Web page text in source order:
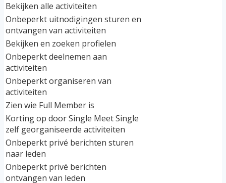
Bekijken alle activiteiten
Onbeperkt uitnodigingen sturen en
ontvangen van activiteiten
Bekijken en zoeken profielen
Onbeperkt deelnemen aan
activiteiten
Onbeperkt organiseren van
activiteiten
Zien wie Full Member is
Korting op door Single Meet Single
zelf georganiseerde activiteiten
Onbeperkt privé berichten sturen
naar leden
Onbeperkt privé berichten
ontvangen van leden